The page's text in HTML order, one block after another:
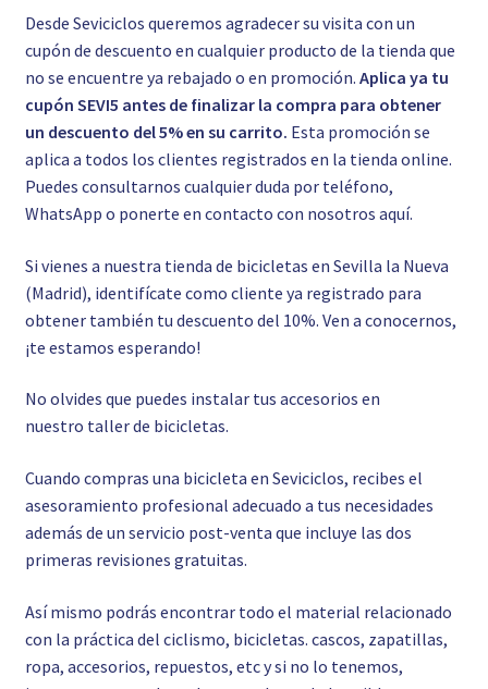
Desde Seviciclos queremos agradecer su visita con un
cupón de descuento en cualquier producto de la tienda que
no se encuentre ya rebajado o en promoción. Aplica ya tu
cupón SEVI5 antes de finalizar la compra para obtener
un descuento del 5% en su carrito. Esta promoción se
aplica a todos los clientes registrados en la tienda online.
Puedes consultarnos cualquier duda por teléfono,
WhatsApp o ponerte en contacto con nosotros aquí.
Si vienes a nuestra tienda de bicicletas en Sevilla la Nueva
(Madrid), identifícate como cliente ya registrado para
obtener también tu descuento del 10%. Ven a conocernos,
¡te estamos esperando!
No olvides que puedes instalar tus accesorios en
nuestro taller de bicicletas.
Cuando compras una bicicleta en Seviciclos, recibes el
asesoramiento profesional adecuado a tus necesidades
además de un servicio post-venta que incluye las dos
primeras revisiones gratuitas.
Así mismo podrás encontrar todo el material relacionado
con la práctica del ciclismo, bicicletas. cascos, zapatillas,
ropa, accesorios, repuestos, etc y si no lo tenemos,